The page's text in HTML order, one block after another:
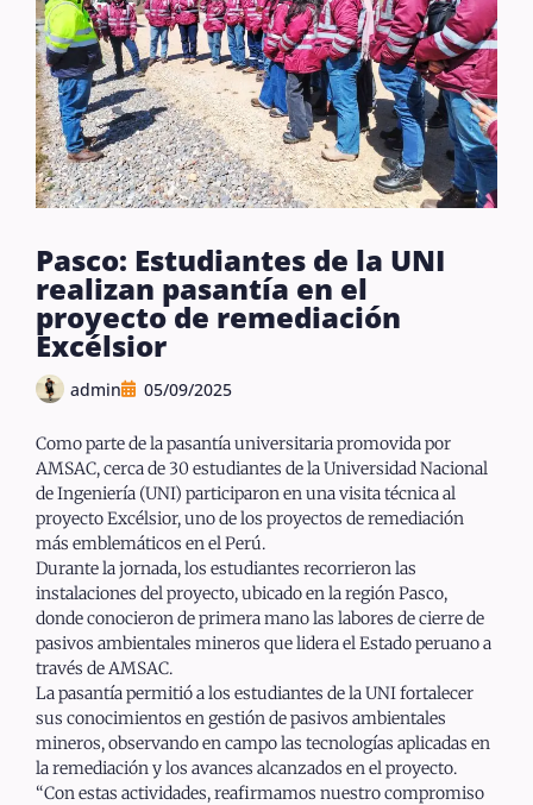
Pasco: Estudiantes de la UNI
realizan pasantía en el
proyecto de remediación
Excélsior
admin 05/09/2025
Como parte de la pasantía universitaria promovida por
AMSAC, cerca de 30 estudiantes de la Universidad Nacional
de Ingeniería (UNI) participaron en una visita técnica al
proyecto Excélsior, uno de los proyectos de remediación
más emblemáticos en el Perú.
Durante la jornada, los estudiantes recorrieron las
instalaciones del proyecto, ubicado en la región Pasco,
donde conocieron de primera mano las labores de cierre de
pasivos ambientales mineros que lidera el Estado peruano a
través de AMSAC.
La pasantía permitió a los estudiantes de la UNI fortalecer
sus conocimientos en gestión de pasivos ambientales
mineros, observando en campo las tecnologías aplicadas en
la remediación y los avances alcanzados en el proyecto.
“Con estas actividades, reafirmamos nuestro compromiso